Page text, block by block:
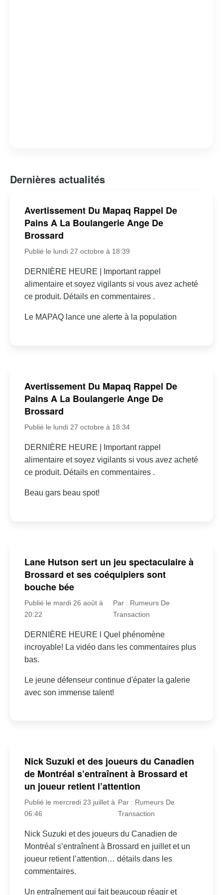
Dernières actualités
Avertissement Du Mapaq Rappel De
Pains A La Boulangerie Ange De
Brossard
Publié le lundi 27 octobre à 18:39
DERNIÈRE HEURE | Important rappel
alimentaire et soyez vigilants si vous avez acheté
ce produit. Détails en commentaires .
Le MAPAQ lance une alerte à la population
Avertissement Du Mapaq Rappel De
Pains A La Boulangerie Ange De
Brossard
Publié le lundi 27 octobre à 18:34
DERNIÈRE HEURE | Important rappel
alimentaire et soyez vigilants si vous avez acheté
ce produit. Détails en commentaires .
Beau gars beau spot!
Lane Hutson sert un jeu spectaculaire à
Brossard et ses coéquipiers sont
bouche bée
Publié le mardi 26 août à
20:22
Par : Rumeurs De
Transaction
DERNIÈRE HEURE l Quel phénomène
incroyable! La vidéo dans les commentaires plus
bas.
Le jeune défenseur continue d'épater la galerie
avec son immense talent!
Nick Suzuki et des joueurs du Canadien
de Montréal s’entraînent à Brossard et
un joueur retient l’attention
Publié le mercredi 23 juillet à
06:46
Par : Rumeurs De
Transaction
Nick Suzuki et des joueurs du Canadien de
Montréal s’entraînent à Brossard en juillet et un
joueur retient l’attention… détails dans les
commentaires.
Un entraînement qui fait beaucoup réagir et